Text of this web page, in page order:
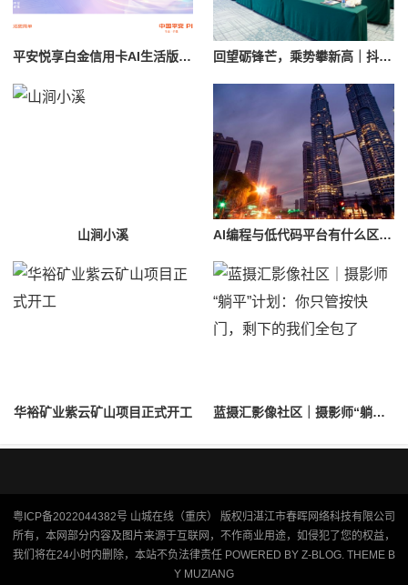
平安悦享白金信用卡AI生活版，“全场景AI信用卡”终于来了！ 回望砺锋芒，乘势攀新高｜抖尘科技2026年上半年总结暨618复盘评优大会圆满落幕
山涧小溪 AI编程与低代码平台有什么区别？2026年企业如何选择AI开发工具
华裕矿业紫云矿山项目正式开工 蓝摄汇影像社区｜摄影师“躺平”计划：你只管按快门，剩下的我们全包了
粤ICP备2022044382号 山城在线（重庆）
版权归湛江市春晖网络科技有限公司
所有，本网部分内容及图片来源于互联网，不作商业用途，如侵犯了您的权益，
我们将在24小时内删除，本站不负法律责任 POWERED BY Z-BLOG. THEME B
Y MUZIANG